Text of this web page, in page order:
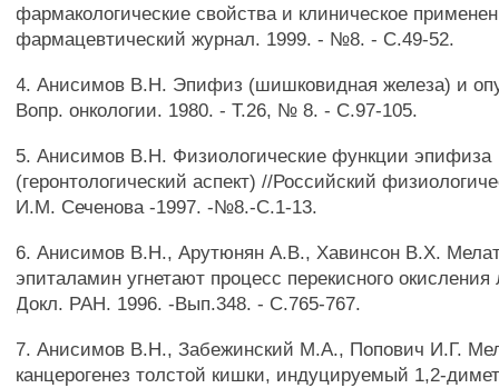
фармакологические свойства и клиническое
фармацевтический журнал. 1999. - №8. - С.49-52.
4. Анисимов В.Н. Эпифиз (шишковидная железа) и
Вопр. онкологии. 1980. - Т.26, № 8. - С.97-105.
5. Анисимов В.Н. Физиологические функции эпифиза
(геронтологический аспект) //Российский
И.М. Сеченова -1997. -№8.-С.1-13.
6. Анисимов В.Н., Арутюнян А.В., Хавинсон В.Х.
эпиталамин угнетают процесс перекисного
Докл. РАН. 1996. -Вып.348. - С.765-767.
7. Анисимов В.Н., Забежинский М.А., Попович И.Г.
канцерогенез толстой кишки, индуцируемый 1,2-